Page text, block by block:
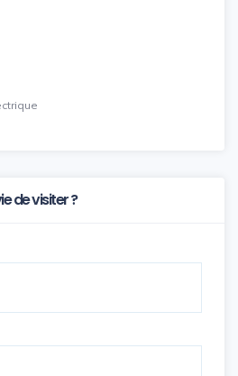
de visiter ?